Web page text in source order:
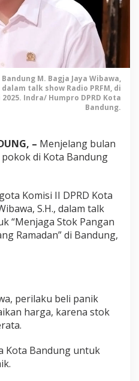
M. Bagja Jaya Wibawa,
talk show Radio PRFM, di
Indra/ Humpro DPRD Kota
Bandung.
– Menjelang bulan
di Kota Bandung
Komisi II DPRD Kota
S.H., dalam talk
“Menjaga Stok Pangan
Ramadan” di Bandung,
perilaku beli panik
harga, karena stok
Kota Bandung untuk